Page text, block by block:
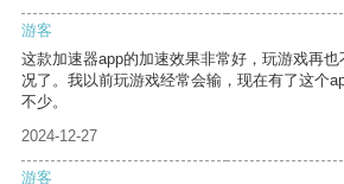
游客
这款加速器app的加速效果非常好，玩游戏再
况了。我以前玩游戏经常会输，现在有了这个
不少。
2024-12-27
游客